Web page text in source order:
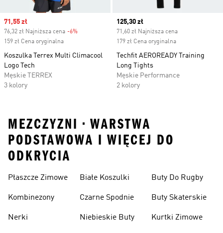
Sale price
71,55 zł
76,32 zł Najniższa cena -6%
159 zł Cena oryginalna
Koszulka Terrex Multi Climacool
Logo Tech
Męskie TERREX
3 kolory
Current price
125,30 zł
71,60 zł Najniższa cena
179 zł Cena oryginalna
Techfit AEROREADY Training
Long Tights
Męskie Performance
2 kolory
MEZCZYZNI • WARSTWA
PODSTAWOWA I WIĘCEJ DO
ODKRYCIA
Płaszcze Zimowe
Kombinezony
Nerki
Białe Koszulki
Czarne Spodnie
Niebieskie Buty
Buty Do Rugby
Buty Skaterskie
Kurtki Zimowe